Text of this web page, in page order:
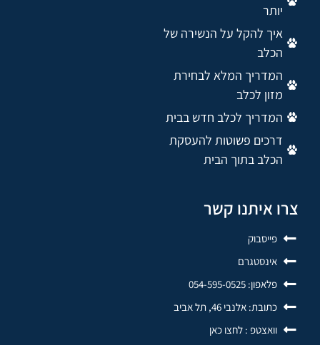
יותר
איך להקל על הנשירה של
הכלב
המדריך המלא לבחירת
מזון לכלב
המדריך לכלב חדש בבית
דרכים פשוטות להעסקת
הכלב בתוך הבית
צרו איתנו קשר
פייסבוק
אינסטגרם
פלאפון: 054-595-0525
כתובת: אלנבי 46, תל אביב
וואצטפ : לחצו כאן